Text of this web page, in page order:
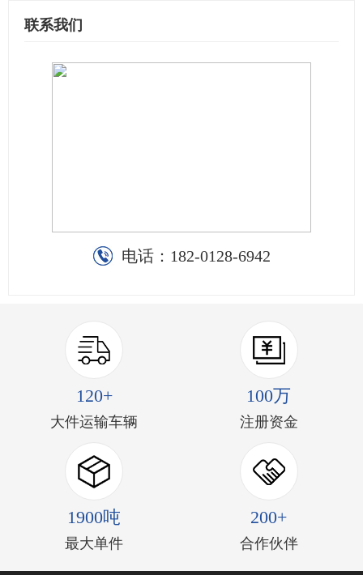
联系我们
电话： 182-0128-6942
120+
大件运输车辆
100万
注册资金
1900吨
最大单件
200+
合作伙伴